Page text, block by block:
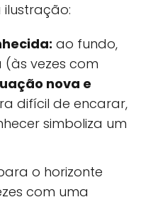
ao fundo,
vezes com
nova e
difícil de encarar,
simboliza um
o horizonte
com uma